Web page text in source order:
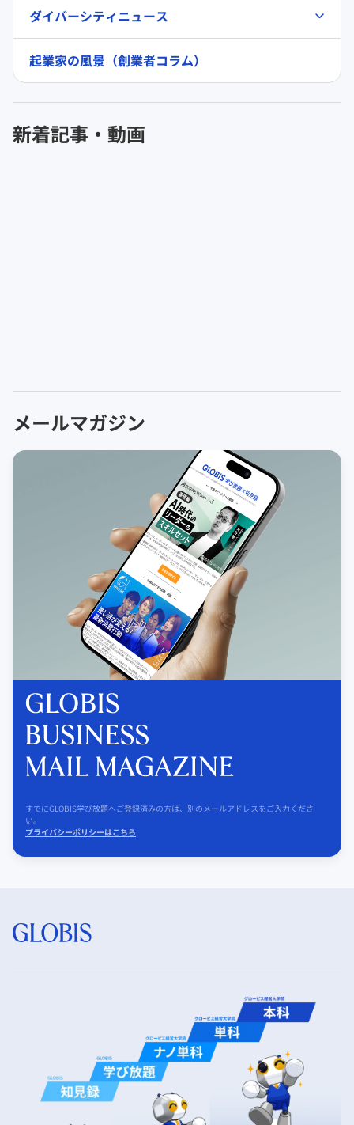
ダイバーシティニュース
起業家の風景（創業者コラム）
新着記事・動画
メールマガジン
すでにGLOBIS学び放題へご登録済みの方は、別のメールアドレスをご入力くださ
い。
プライバシーポリシーはこちら